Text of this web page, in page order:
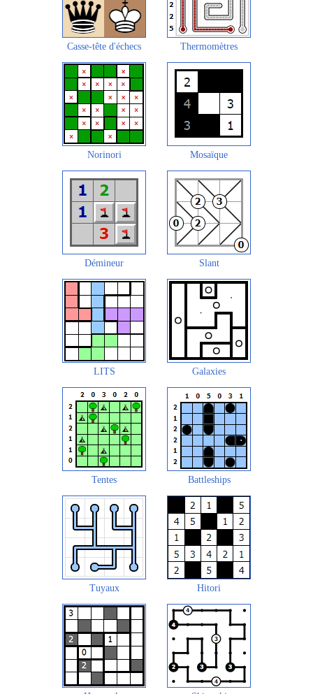
Casse-tête d'échecs Thermomètres
Norinori Mosaïque
Démineur Slant
LITS Galaxies
Tentes Battleships
Tuyaux Hitori